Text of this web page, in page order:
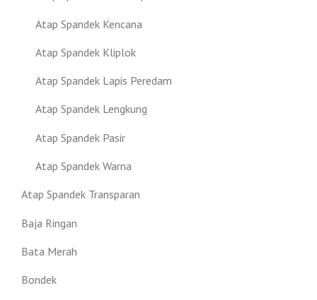
Atap Spandek Kencana
Atap Spandek Kliplok
Atap Spandek Lapis Peredam
Atap Spandek Lengkung
Atap Spandek Pasir
Atap Spandek Warna
Atap Spandek Transparan
Baja Ringan
Bata Merah
Bondek